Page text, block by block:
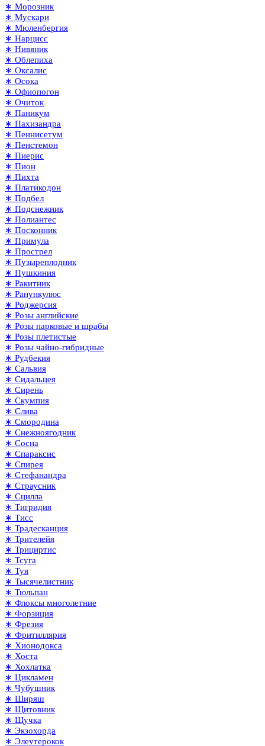
∗ Морозник
∗ Мускари
∗ Мюленбергия
∗ Нарцисс
∗ Нивяник
∗ Облепиха
∗ Оксалис
∗ Осока
∗ Офиопогон
∗ Очиток
∗ Паникум
∗ Пахизандра
∗ Пеннисетум
∗ Пенстемон
∗ Пиерис
∗ Пион
∗ Пихта
∗ Платикодон
∗ Подбел
∗ Подснежник
∗ Полиантес
∗ Посконник
∗ Примула
∗ Прострел
∗ Пузыреплодник
∗ Пушкиния
∗ Ракитник
∗ Ранункулюс
∗ Роджерсия
∗ Розы английские
∗ Розы парковые и шрабы
∗ Розы плетистые
∗ Розы чайно-гибридные
∗ Рудбекия
∗ Сальвия
∗ Сидальцея
∗ Сирень
∗ Скумпия
∗ Слива
∗ Смородина
∗ Снежноягодник
∗ Сосна
∗ Спараксис
∗ Спирея
∗ Стефанандра
∗ Страусник
∗ Сцилла
∗ Тигридия
∗ Тисс
∗ Традесканция
∗ Трителейя
∗ Трициртис
∗ Тсуга
∗ Туя
∗ Тысячелистник
∗ Тюльпан
∗ Флоксы многолетние
∗ Форзиция
∗ Фрезия
∗ Фритиллярия
∗ Хионодокса
∗ Хоста
∗ Хохлатка
∗ Цикламен
∗ Чубушник
∗ Ширяш
∗ Щитовник
∗ Щучка
∗ Экзохорда
∗ Элеутерокок